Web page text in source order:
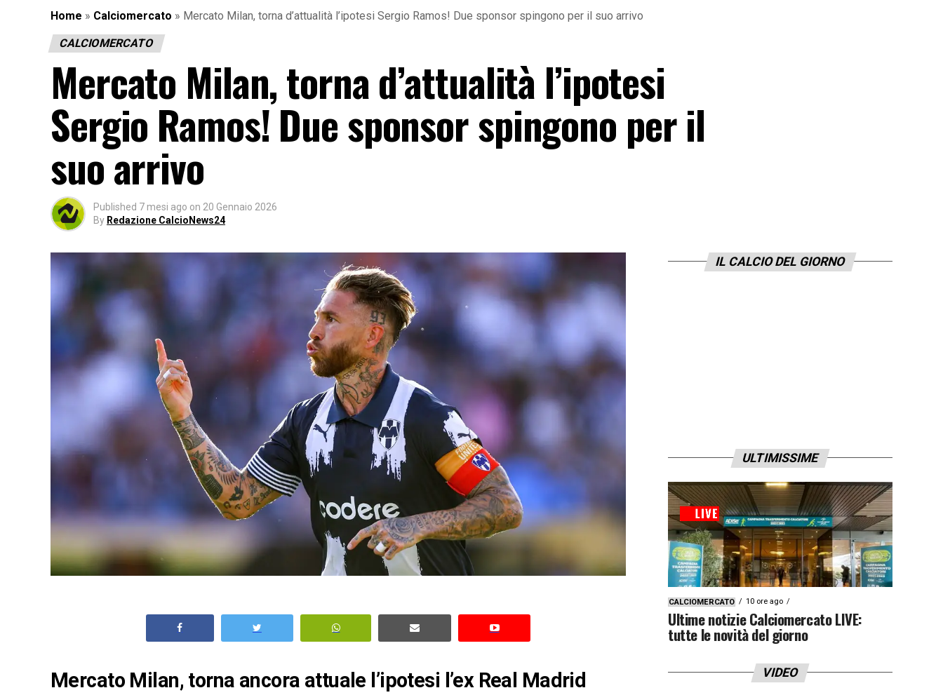
Home » Calciomercato » Mercato Milan, torna d’attualità l’ipotesi Sergio Ramos! Due sponsor spingono per il suo arrivo
CALCIOMERCATO
Mercato Milan, torna d’attualità l’ipotesi
Sergio Ramos! Due sponsor spingono per il
suo arrivo
Published 7 mesi ago on 20 Gennaio 2026
By Redazione CalcioNews24
Mercato Milan, torna ancora attuale l’ipotesi l’ex Real Madrid
IL CALCIO DEL GIORNO
ULTIMISSIME
CALCIOMERCATO 10 ore ago
Ultime notizie Calciomercato LIVE:
tutte le novità del giorno
VIDEO